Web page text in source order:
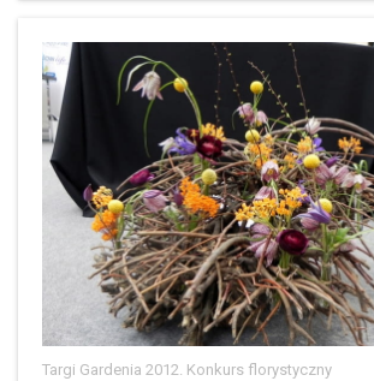
Targi Gardenia 2012. Konkurs florystyczny